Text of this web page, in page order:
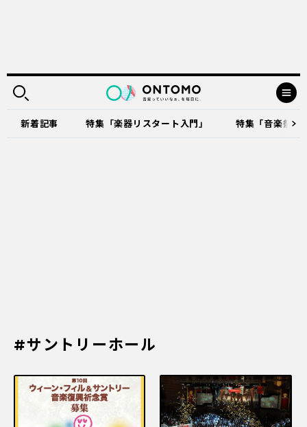
新着記事 特集「楽器リスタート入門」 特集「音楽祭
#サントリーホール